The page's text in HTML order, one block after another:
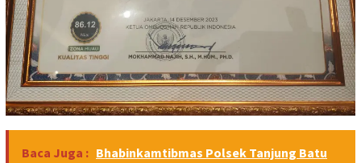
Baca Juga : Bhabinkamtibmas Polsek Tanjung Batu